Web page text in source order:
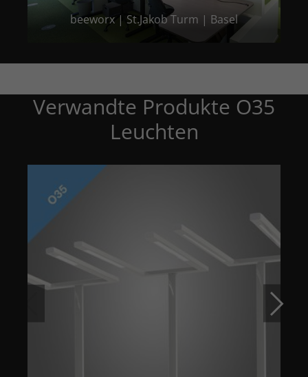
beeworx | St.Jakob Turm | Basel
Verwandte Produkte O35
Leuchten